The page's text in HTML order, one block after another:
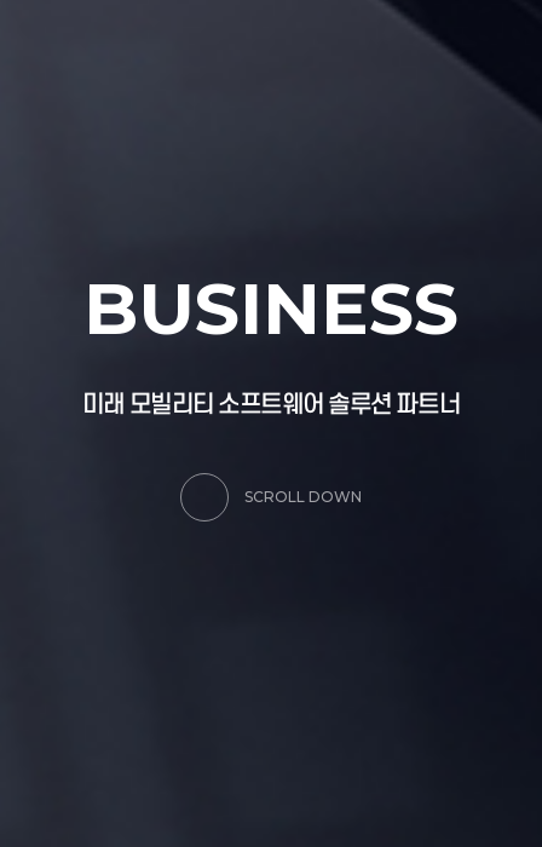
BUSINESS
미 래 모빌리 티 소프트웨 어 솔루션 파트너
SCROLL DOWN